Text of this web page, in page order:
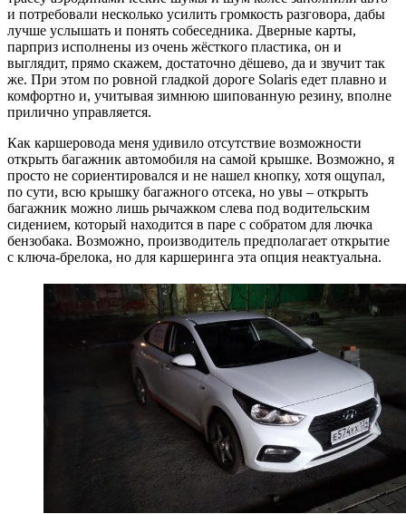
и потребовали несколько усилить громкость разговора, дабы
лучше услышать и понять собеседника. Дверные карты,
парприз исполнены из очень жёсткого пластика, он и
выглядит, прямо скажем, достаточно дёшево, да и звучит так
же. При этом по ровной гладкой дороге Solaris едет плавно и
комфортно и, учитывая зимнюю шипованную резину, вполне
прилично управляется.
Как каршеровода меня удивило отсутствие возможности
открыть багажник автомобиля на самой крышке. Возможно, я
просто не сориентировался и не нашел кнопку, хотя ощупал,
по сути, всю крышку багажного отсека, но увы – открыть
багажник можно лишь рычажком слева под водительским
сидением, который находится в паре с собратом для лючка
бензобака. Возможно, производитель предполагает открытие
с ключа-брелока, но для каршеринга эта опция неактуальна.